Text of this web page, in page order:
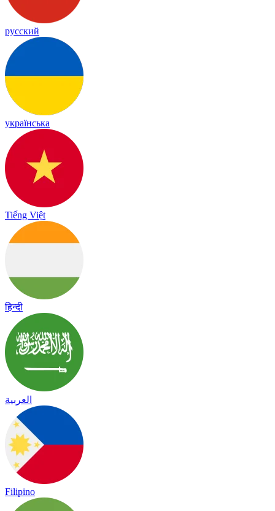
русский
українська
Tiếng Việt
हिन्दी
العربية
Filipino